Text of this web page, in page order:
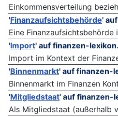
Einkommensverteilung
'Finanzaufsichtsbehörde'
Eine
'Import' auf finanzen-
Import im Kontext der
'Binnenmarkt' auf finanzen-
Binnenmarkt im Finanzen
'Mitgliedstaat' auf finanzen-
Als Mitgliedstaat (außerhalb